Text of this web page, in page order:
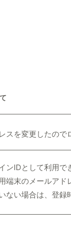
スを変更したので
ンIDとして利用で
端末のメールア
ない場合は、登録